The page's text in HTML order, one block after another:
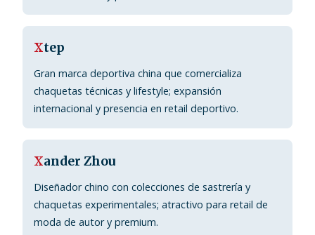
Xtep
Gran marca deportiva china que comercializa
chaquetas técnicas y lifestyle; expansión
internacional y presencia en retail deportivo.
Xander Zhou
Diseñador chino con colecciones de sastrería y
chaquetas experimentales; atractivo para retail de
moda de autor y premium.